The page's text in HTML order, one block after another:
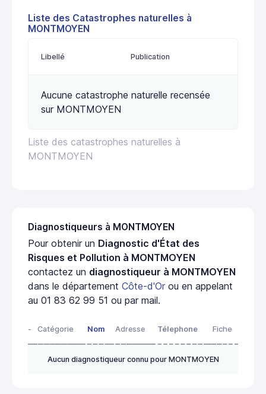
Liste des Catastrophes naturelles à
MONTMOYEN
Liste des catastrophes naturelles à
MONTMOYEN
Libellé Publication
Aucune catastrophe naturelle recensée
sur MONTMOYEN
Diagnostiqueurs à MONTMOYEN
Pour obtenir un Diagnostic d'État des
Risques et Pollution à MONTMOYEN
contactez un diagnostiqueur à MONTMOYEN
dans le département Côte-d'Or ou en appelant
au 01 83 62 99 51 ou par mail.
- Catégorie Nom Adresse Télephone Fiche
Aucun diagnostiqueur connu pour MONTMOYEN